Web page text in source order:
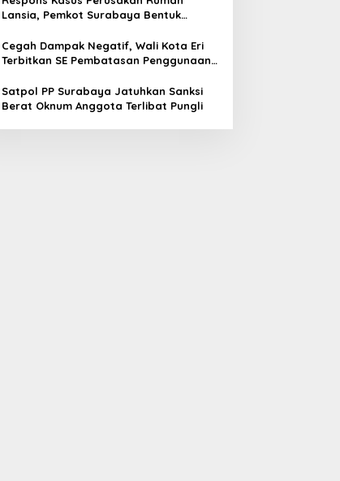
Lansia, Pemkot Surabaya Bentuk
Cegah Dampak Negatif, Wali Kota Eri
Terbitkan SE Pembatasan Penggunaan
Satpol PP Surabaya Jatuhkan Sanksi
Berat Oknum Anggota Terlibat Pungli